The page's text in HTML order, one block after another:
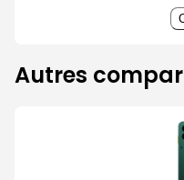
Autres